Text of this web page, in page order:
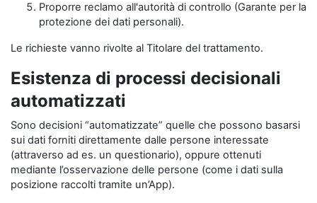
Proporre reclamo all'autorità di controllo (Garante per la
protezione dei dati personali).
Le richieste vanno rivolte al Titolare del trattamento.
Esistenza di processi decisionali
automatizzati
Sono decisioni “automatizzate” quelle che possono basarsi
sui dati forniti direttamente dalle persone interessate
(attraverso ad es. un questionario), oppure ottenuti
mediante l’osservazione delle persone (come i dati sulla
posizione raccolti tramite un’App).